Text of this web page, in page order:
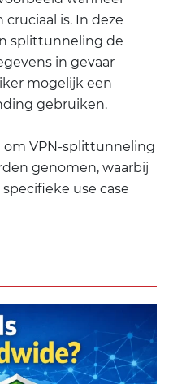
is. In deze
splittunneling de
in gevaar
mogelijk een
gebruiken.
om VPN-splittunneling
genomen, waarbij
use case